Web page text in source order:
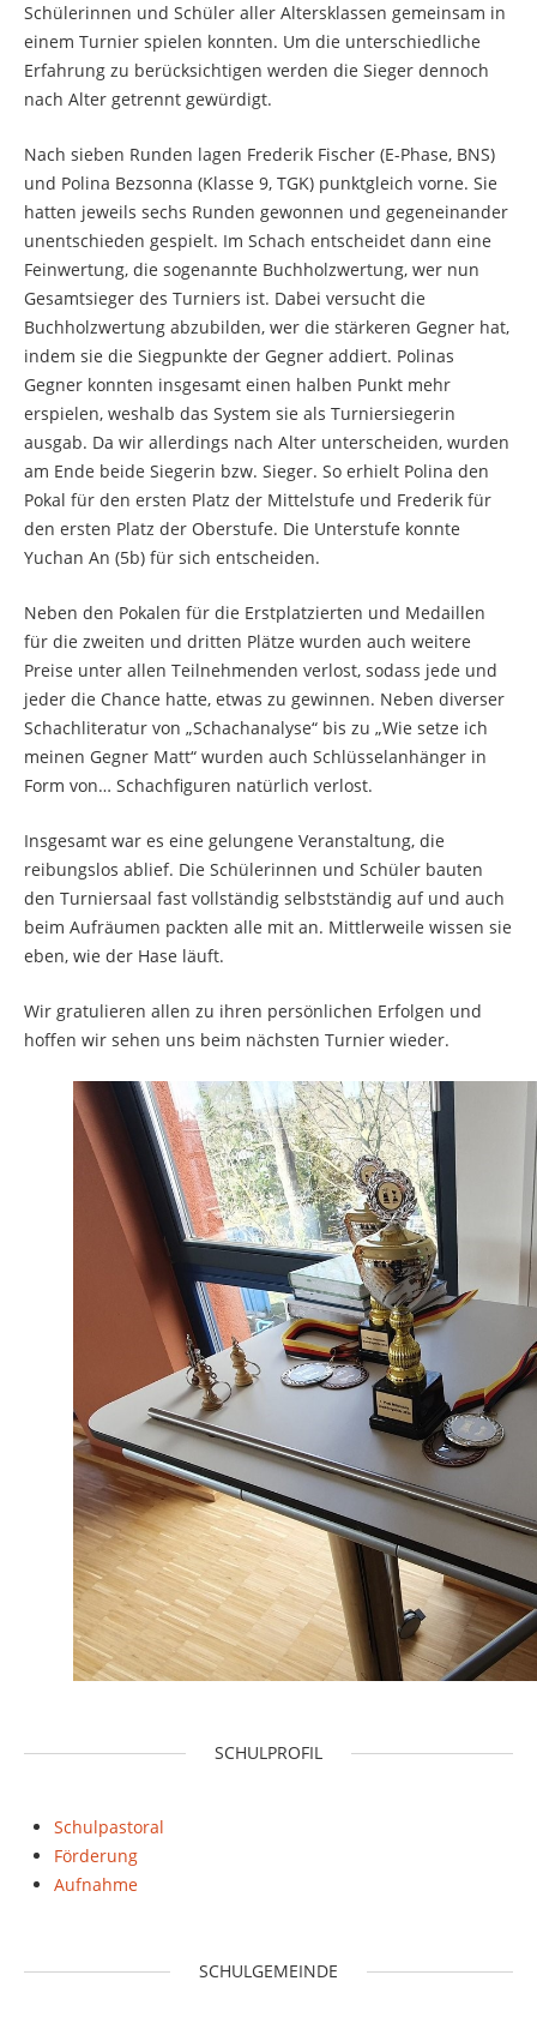
Schülerinnen und Schüler aller Altersklassen gemeinsam in
einem Turnier spielen konnten. Um die unterschiedliche
Erfahrung zu berücksichtigen werden die Sieger dennoch
nach Alter getrennt gewürdigt.
Nach sieben Runden lagen Frederik Fischer (E-Phase, BNS)
und Polina Bezsonna (Klasse 9, TGK) punktgleich vorne. Sie
hatten jeweils sechs Runden gewonnen und gegeneinander
unentschieden gespielt. Im Schach entscheidet dann eine
Feinwertung, die sogenannte Buchholzwertung, wer nun
Gesamtsieger des Turniers ist. Dabei versucht die
Buchholzwertung abzubilden, wer die stärkeren Gegner hat,
indem sie die Siegpunkte der Gegner addiert. Polinas
Gegner konnten insgesamt einen halben Punkt mehr
erspielen, weshalb das System sie als Turniersiegerin
ausgab. Da wir allerdings nach Alter unterscheiden, wurden
am Ende beide Siegerin bzw. Sieger. So erhielt Polina den
Pokal für den ersten Platz der Mittelstufe und Frederik für
den ersten Platz der Oberstufe. Die Unterstufe konnte
Yuchan An (5b) für sich entscheiden.
Neben den Pokalen für die Erstplatzierten und Medaillen
für die zweiten und dritten Plätze wurden auch weitere
Preise unter allen Teilnehmenden verlost, sodass jede und
jeder die Chance hatte, etwas zu gewinnen. Neben diverser
Schachliteratur von „Schachanalyse“ bis zu „Wie setze ich
meinen Gegner Matt“ wurden auch Schlüsselanhänger in
Form von… Schachfiguren natürlich verlost.
Insgesamt war es eine gelungene Veranstaltung, die
reibungslos ablief. Die Schülerinnen und Schüler bauten
den Turniersaal fast vollständig selbstständig auf und auch
beim Aufräumen packten alle mit an. Mittlerweile wissen sie
eben, wie der Hase läuft.
Wir gratulieren allen zu ihren persönlichen Erfolgen und
hoffen wir sehen uns beim nächsten Turnier wieder.
SCHULPROFIL
Schulpastoral
Förderung
Aufnahme
SCHULGEMEINDE